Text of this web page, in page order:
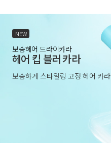
NEW
보송헤어 드라이카라
헤어 킵 블러 카라
보송하게 스타일링 고정 헤어 카라